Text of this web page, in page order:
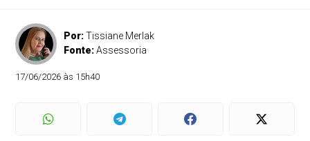
Por:Tissiane Merlak
Fonte:Assessoria
17/06/2026 às 15h40